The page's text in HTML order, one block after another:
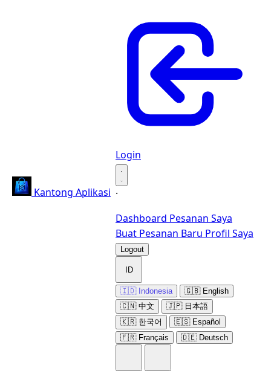
Kantong Aplikasi
Login
·
·
Dashboard Pesanan Saya
Buat Pesanan Baru Profil Saya
Logout
ID
🇮🇩 Indonesia
🇬🇧 English
🇨🇳 中文
🇯🇵 日本語
🇰🇷 한국어
🇪🇸 Español
🇫🇷 Français
🇩🇪 Deutsch